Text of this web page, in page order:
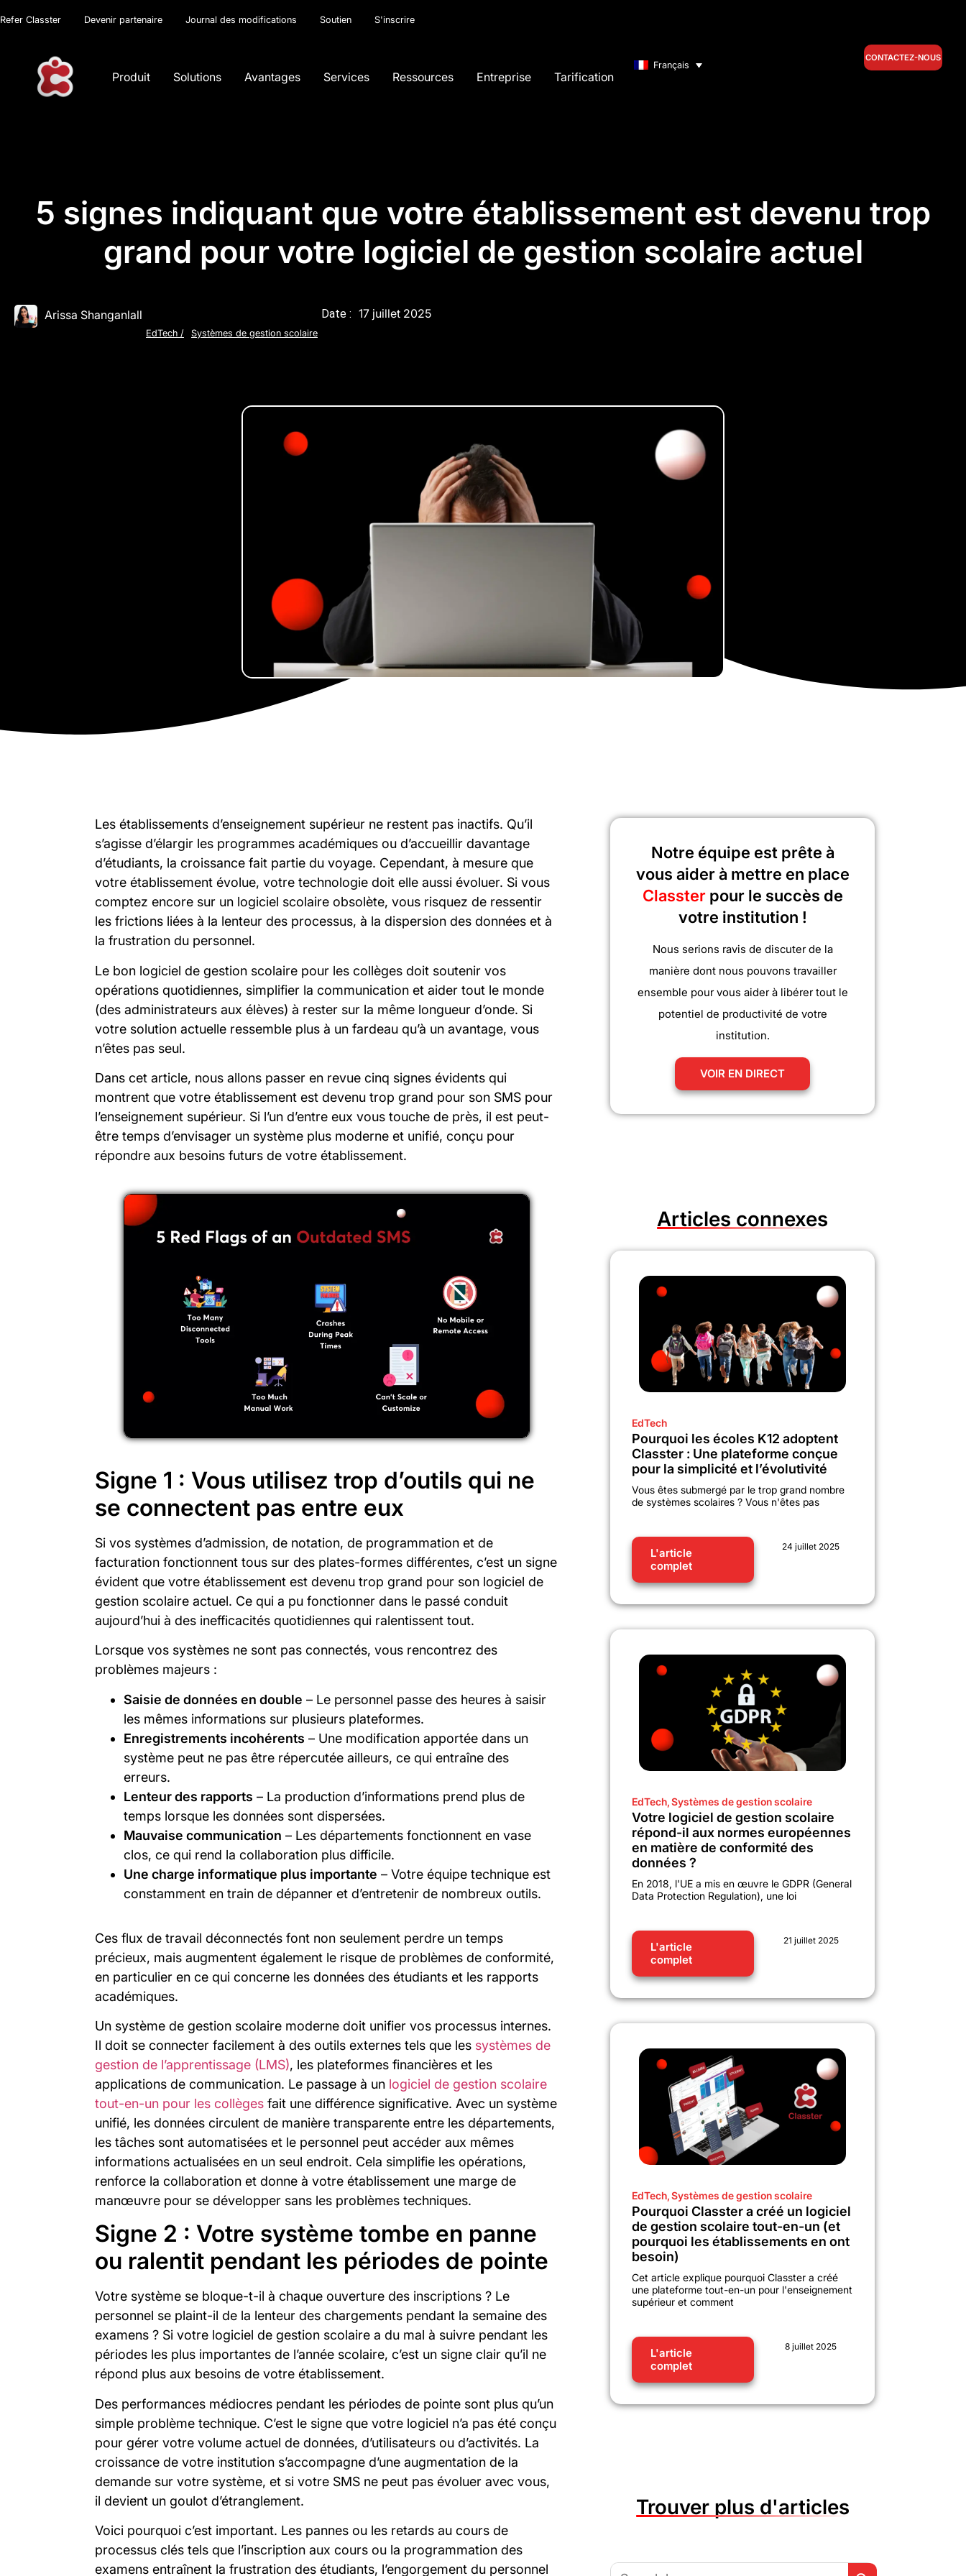
Refer Classter Devenir partenaire Journal des modifications Soutien S'inscrire
Produit Solutions Avantages Services Ressources Entreprise Tarification
Français
CONTACTEZ-NOUS
5 signes indiquant que votre établissement est devenu trop
grand pour votre logiciel de gestion scolaire actuel
Arissa Shanganlall
EdTech / Systèmes de gestion scolaire
Date : 17 juillet 2025
Les établissements d’enseignement supérieur ne restent pas inactifs. Qu’il
s’agisse d’élargir les programmes académiques ou d’accueillir davantage
d’étudiants, la croissance fait partie du voyage. Cependant, à mesure que
votre établissement évolue, votre technologie doit elle aussi évoluer. Si vous
comptez encore sur un logiciel scolaire obsolète, vous risquez de ressentir
les frictions liées à la lenteur des processus, à la dispersion des données et à
la frustration du personnel.
Le bon logiciel de gestion scolaire pour les collèges doit soutenir vos
opérations quotidiennes, simplifier la communication et aider tout le monde
(des administrateurs aux élèves) à rester sur la même longueur d’onde. Si
votre solution actuelle ressemble plus à un fardeau qu’à un avantage, vous
n’êtes pas seul.
Dans cet article, nous allons passer en revue cinq signes évidents qui
montrent que votre établissement est devenu trop grand pour son SMS pour
l’enseignement supérieur. Si l’un d’entre eux vous touche de près, il est peut-
être temps d’envisager un système plus moderne et unifié, conçu pour
répondre aux besoins futurs de votre établissement.
Signe 1 : Vous utilisez trop d’outils qui ne
se connectent pas entre eux
Si vos systèmes d’admission, de notation, de programmation et de
facturation fonctionnent tous sur des plates-formes différentes, c’est un signe
évident que votre établissement est devenu trop grand pour son logiciel de
gestion scolaire actuel. Ce qui a pu fonctionner dans le passé conduit
aujourd’hui à des inefficacités quotidiennes qui ralentissent tout.
Lorsque vos systèmes ne sont pas connectés, vous rencontrez des
problèmes majeurs :
Saisie de données en double – Le personnel passe des heures à saisir
les mêmes informations sur plusieurs plateformes.
Enregistrements incohérents – Une modification apportée dans un
système peut ne pas être répercutée ailleurs, ce qui entraîne des
erreurs.
Lenteur des rapports – La production d’informations prend plus de
temps lorsque les données sont dispersées.
Mauvaise communication – Les départements fonctionnent en vase
clos, ce qui rend la collaboration plus difficile.
Une charge informatique plus importante – Votre équipe technique est
constamment en train de dépanner et d’entretenir de nombreux outils.
Ces flux de travail déconnectés font non seulement perdre un temps
précieux, mais augmentent également le risque de problèmes de conformité,
en particulier en ce qui concerne les données des étudiants et les rapports
académiques.
Un système de gestion scolaire moderne doit unifier vos processus internes.
Il doit se connecter facilement à des outils externes tels que les systèmes de
gestion de l’apprentissage (LMS), les plateformes financières et les
applications de communication. Le passage à un logiciel de gestion scolaire
tout-en-un pour les collèges fait une différence significative. Avec un système
unifié, les données circulent de manière transparente entre les départements,
les tâches sont automatisées et le personnel peut accéder aux mêmes
informations actualisées en un seul endroit. Cela simplifie les opérations,
renforce la collaboration et donne à votre établissement une marge de
manœuvre pour se développer sans les problèmes techniques.
Signe 2 : Votre système tombe en panne
ou ralentit pendant les périodes de pointe
Votre système se bloque-t-il à chaque ouverture des inscriptions ? Le
personnel se plaint-il de la lenteur des chargements pendant la semaine des
examens ? Si votre logiciel de gestion scolaire a du mal à suivre pendant les
périodes les plus importantes de l’année scolaire, c’est un signe clair qu’il ne
répond plus aux besoins de votre établissement.
Des performances médiocres pendant les périodes de pointe sont plus qu’un
simple problème technique. C’est le signe que votre logiciel n’a pas été conçu
pour gérer votre volume actuel de données, d’utilisateurs ou d’activités. La
croissance de votre institution s’accompagne d’une augmentation de la
demande sur votre système, et si votre SMS ne peut pas évoluer avec vous,
il devient un goulot d’étranglement.
Voici pourquoi c’est important. Les pannes ou les retards au cours de
processus clés tels que l’inscription aux cours ou la programmation des
examens entraînent la frustration des étudiants, l’engorgement du personnel
Notre équipe est prête à
vous aider à mettre en place
Classter pour le succès de
votre institution !
Nous serions ravis de discuter de la
manière dont nous pouvons travailler
ensemble pour vous aider à libérer tout le
potentiel de productivité de votre
institution.
VOIR EN DIRECT
Articles connexes
EdTech
Pourquoi les écoles K12 adoptent
Classter : Une plateforme conçue
pour la simplicité et l’évolutivité
Vous êtes submergé par le trop grand nombre
de systèmes scolaires ? Vous n'êtes pas
L'article
complet
24 juillet 2025
EdTech,Systèmes de gestion scolaire
Votre logiciel de gestion scolaire
répond-il aux normes européennes
en matière de conformité des
données ?
En 2018, l'UE a mis en œuvre le GDPR (General
Data Protection Regulation), une loi
L'article
complet
21 juillet 2025
EdTech,Systèmes de gestion scolaire
Pourquoi Classter a créé un logiciel
de gestion scolaire tout-en-un (et
pourquoi les établissements en ont
besoin)
Cet article explique pourquoi Classter a créé
une plateforme tout-en-un pour l'enseignement
supérieur et comment
L'article
complet
8 juillet 2025
Trouver plus d'articles
Search
Search Button